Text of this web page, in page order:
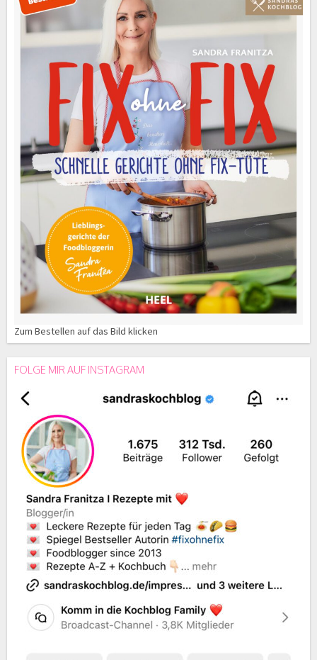
Zum Bestellen auf das Bild klicken
FOLGE MIR AUF INSTAGRAM